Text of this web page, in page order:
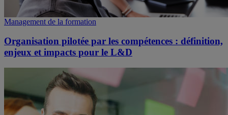
Management de la formation
Organisation pilotée par les compétences : définition,
enjeux et impacts pour le L&D